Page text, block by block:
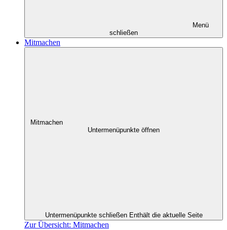
Menü
schließen
Mitmachen
Mitmachen
Untermenüpunkte öffnen
Untermenüpunkte schließen Enthält die aktuelle Seite
Zur Übersicht: Mitmachen